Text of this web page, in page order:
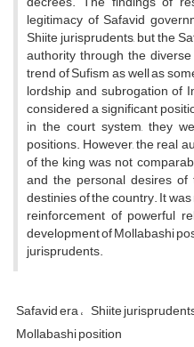
legitimacy of Safavid
Shiite jurisprudents, but the
authority through the
trend of Sufism as well as
lordship and subrogation of
considered a significant
in the court system, they
positions. However, the real
of the king was not
and the personal desires
destinies of the country. It
reinforcement of powerful
development of Mollabashi
jurisprudents.
Safavid era Shiite
Mollabashi position